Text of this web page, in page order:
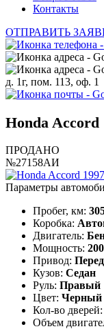
Контакты
ОТПРАВИТЬ
д. 1г, пом. 113, оф. 1
Honda Accord
ПРОДАНО
№27158АИ
Параметры
Пробег, км:
Коробка:
Двигатель:
Мощность:
Привод:
Кузов: Седан
Руль: Правый
Цвет: Черный
Кол-во дверей:
Объем